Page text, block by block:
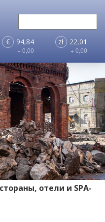
€ 94,84
+ 0,00
zł 22,01
+ 0,00
отели и SPA-